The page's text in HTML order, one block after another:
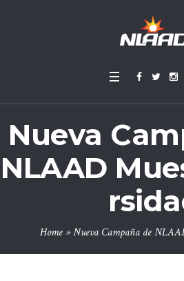
Nueva
NLAAD
Home »Nueva Campaña de